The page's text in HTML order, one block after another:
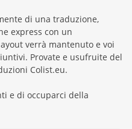
di una traduzione,
express con un
verrà mantenuto e voi
Provate e usufruite del
Colist.eu.
e di occuparci della